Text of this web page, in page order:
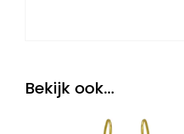
Bekijk ook...